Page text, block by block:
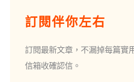
訂閱伴你左右
訂閱最新文章，不漏掉每篇實
信箱收確認信。
子
件
地